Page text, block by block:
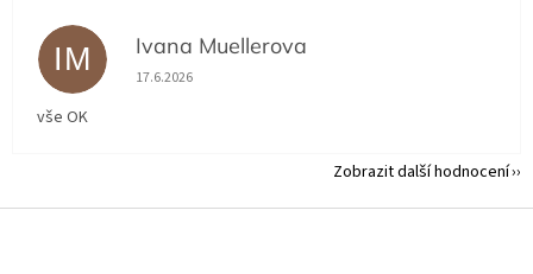
IM Ivana Muellerova
Hodnocení obchodu je 5 z 5 hvězdiček.
17.6.2026
vše OK
Zobrazit další hodnocení
Z